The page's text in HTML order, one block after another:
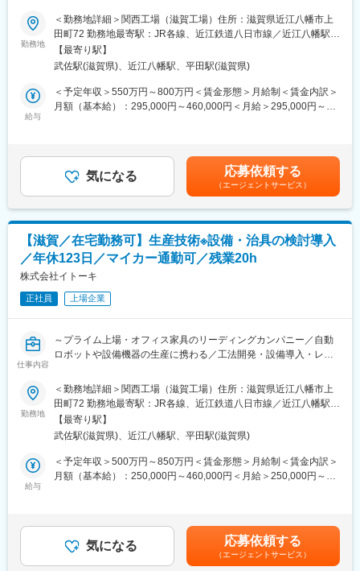
■やりがい：
DXを軸にした事業改革が加速している当社において、“工場を価
値創出の場へ”という新しい発想のもと、未来の働く環境を支える
る「手触り感のある成果」と、「経営へのインパクトの大きさ」
を感じられるポジションです。
当社は創業130年の歴史を持つオフィス家具メーカーであり、リ
ーディングカンパニーです。顧客ニーズを汲み取る生産供給に重
点を置いています。
企業価値を高める知的創造の場としてオフィスの重要性が高まる
中で、当社はオフィス創りに関わるさまざまな製品の開発・サー
ビスを通じて質の高いビジネス環境の創造に挑戦しています。
者に／年間休日131日・夜勤なし～
■業務概要：
モノづくりのプロセス改革として、生産・開発DX化構想を考えて
おり、ＤＸ部門との連携を図り、要件定義からシステム開発、新
規機材の導入、運用以降、初期流動の管理をお任せ致します。
す。現場で発生している課題に対して、DXやAIを用いた改善策の
検討、要件定義を実施頂きます。その後はDX本部と連携しながら
システム導入や運用管理を担っていただきます。滋賀工場の全体
■働き方：
残業は20時間/月程度で、年間休日131日、夜勤なしと働きやすい
環境を整えております。滋賀工場は2022年10月竣工の新しい工場
ですが、工場を単なる製造拠点ではなく、価値を生み出す戦略拠
点とするため度重なるリニューアルを進めております。滋賀工場
では、データとデザインを融合した共創型工場「ITOKI DESIGN
HOUSE SHIGA」を開設し、開発・試作・検証を一体化。人と空
間の動きを可視化する「Data Trekking」を活用し、工場自体が常
にアップデートされ続ける“進化するものづくり”を実現していま
す。
■やりがい：
専門性を高めつつ、生産領域全体に関われる業務となります。DX
を軸にした事業改革が加速している当社において、“工場を価値創
出の場へ”という新しい発想のもと、未来の働く環境を支える製品
「手触り感のある成果」と、「経営へのインパクトの大きさ」を
感じられるポジションです。
ーディングカンパニーです。顧客ニーズを汲み取る生産供給に重
点を置いています。
企業価値を高める知的創造の場としてオフィスの重要性が高まる
勤務地
＜勤務地詳細＞関西工場（滋賀工場）住所：滋賀県近江八幡市上
田町72 勤務地最寄駅：JR各線、近江鉄道八日市線／近江八幡駅受
動喫煙対策：屋内全面禁煙
【最寄り駅】
武佐駅(滋賀県)、近江八幡駅、平田駅(滋賀県)
給与
＜予定年収＞550万円～800万円＜賃金形態＞月給制＜賃金内訳＞
月額（基本給）：295,000円～460,000円＜月給＞295,000円～
績年4ヶ月分賃金はあくまでも目安の金額であり、選考を通じて上
下する可能性があります。月給(月額)は固定手当を含めた表記で
す。
気になる 応募依頼する
（エージェントサービス）
【滋賀／在宅勤務可】生産技術※設備・治具の検討導入
／年休123日／マイカー通勤可／残業20h
株式会社イトーキ
正社員 上場企業
仕事内容
～プライム上場・オフィス家具のリーディングカンパニー／自動
ロボットや設備機器の生産に携わる／工法開発・設備導入・レイ
■業務概要：
当社で取り扱っている設備機器製品（自動倉庫、セキュリティ機
器など）に対する生産技術業務をお任せ致します。
担当頂く案件によっては、出社と在宅のハイブリット勤務も可能
です。
生産工程の検討から実際の改善・運用まで一貫してご対応いただ
けることができます。独自の製造方法の設計や加工設備の導入を
通じて、生産効率向上やDX活用などを推進頂きます。
勤務地
＜勤務地詳細＞関西工場（滋賀工場）住所：滋賀県近江八幡市上
田町72 勤務地最寄駅：JR各線、近江鉄道八日市線／近江八幡駅受
動喫煙対策：屋内全面禁煙
【最寄り駅】
武佐駅(滋賀県)、近江八幡駅、平田駅(滋賀県)
給与
＜予定年収＞500万円～850万円＜賃金形態＞月給制＜賃金内訳＞
月額（基本給）：250,000円～460,000円＜月給＞250,000円～
績年4ヶ月分賃金はあくまでも目安の金額であり、選考を通じて上
下する可能性があります。月給(月額)は固定手当を含めた表記で
す。
気になる 応募依頼する
（エージェントサービス）